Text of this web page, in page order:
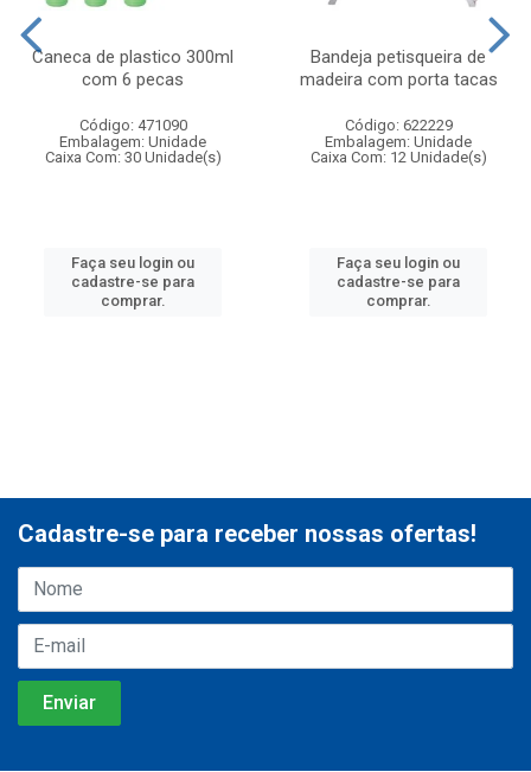
Caneca de plastico 300ml
com 6 pecas
Código: 471090
Embalagem: Unidade
Caixa Com: 30 Unidade(s)
Faça seu login ou
cadastre-se para
comprar.
Bandeja petisqueira de
madeira com porta tacas
Código: 622229
Embalagem: Unidade
Caixa Com: 12 Unidade(s)
Faça seu login ou
cadastre-se para
comprar.
Cadastre-se para receber nossas ofertas!